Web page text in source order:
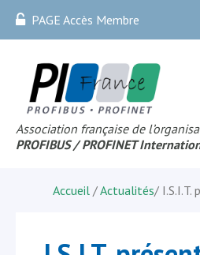
PAGE Accès Membre
Association française de
PROFIBUS / PROFINET
Accueil /Actualités/ I.S.I.T.